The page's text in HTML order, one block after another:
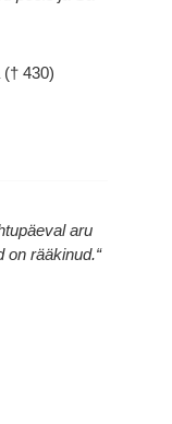
430)
aru
on rääkinud.“